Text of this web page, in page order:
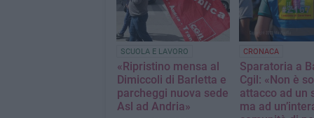
SCUOLA E LAVORO
«Ripristino mensa al
Dimiccoli di Barletta e
parcheggi nuova sede
Asl ad Andria»
CRONACA
Sparatoria a
Cgil: «Non è
attacco ad un
ma ad